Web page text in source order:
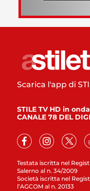
Testata iscritta nel
Salerno al n. 34/2009
Società iscritta nel
l’AGCOM al n. 20133
Scarica l'app di
STILE TV HD in
CANALE 78 DEL